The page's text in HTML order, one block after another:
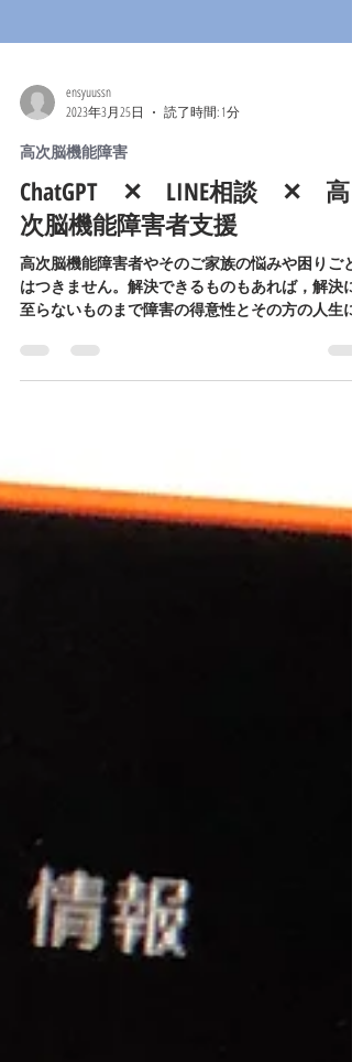
ensyuussn
2023年3月25日
高次脳機能障害
ChatGPT ✕ LINE相談 ✕ 高
次脳機能障害者支援
高次脳機能障害者やそのご家族の悩みや困りごと
至らないものまで障害の得意性とその方の人生に
より個別性の高い悩みとなっています。 また，い